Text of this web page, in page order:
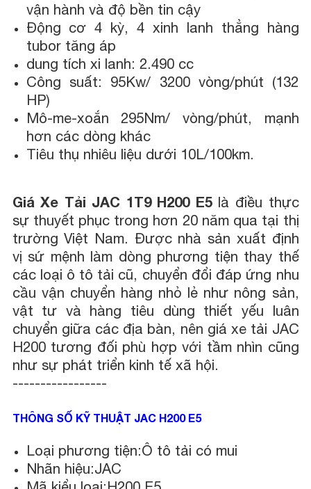
vận hành và độ bền tin cậy
Động cơ 4 kỳ, 4 xinh lanh thẳng hàng
tubor tăng áp
dung tích xi lanh: 2.490 cc
Công suất: 95Kw/ 3200 vòng/phút (132
HP)
Mô-me-xoắn 295Nm/ vòng/phút, mạnh
hơn các dòng khác
Tiêu thụ nhiêu liệu dưới 10L/100km.
Giá Xe Tải JAC 1T9 H200 E5 là điều thực
sự thuyết phục trong hơn 20 năm qua tại thị
trường Việt Nam. Được nhà sản xuất định
vị sứ mệnh làm dòng phương tiện thay thế
các loại ô tô tải cũ, chuyển đổi đáp ứng nhu
cầu vận chuyển hàng nhỏ lẻ như nông sản,
vật tư và hàng tiêu dùng thiết yếu luân
chuyển giữa các địa bàn, nên giá xe tải JAC
H200 tương đối phù hợp với tầm nhìn cũng
như sự phát triển kinh tế xã hội.
-----------------
THÔNG SỐ KỸ THUẬT JAC H200 E5
Loại phương tiện:Ô tô tải có mui
Nhãn hiệu:JAC